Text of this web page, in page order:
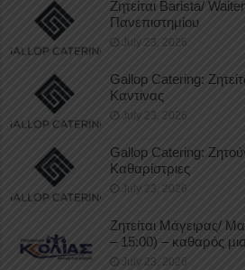
Ζητείται Barista/
Πανεπιστημίου
July 23, 2026
Gallop Catering:
Καντίνας
July 23, 2026
Gallop Catering:
Καθαρίστριες
July 23, 2026
Ζητείται Μάγειρας/
– 15:00) – καθαρός
July 23, 2026